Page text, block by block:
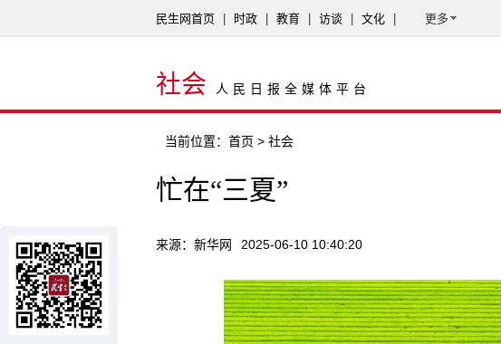
民生网首页 时政 教育 访谈 文化 更多
社会 人民日报全媒体平台
当前位置： 首页 > 社会
忙在“三夏”
来源：新华网 2025-06-10 10:40:20